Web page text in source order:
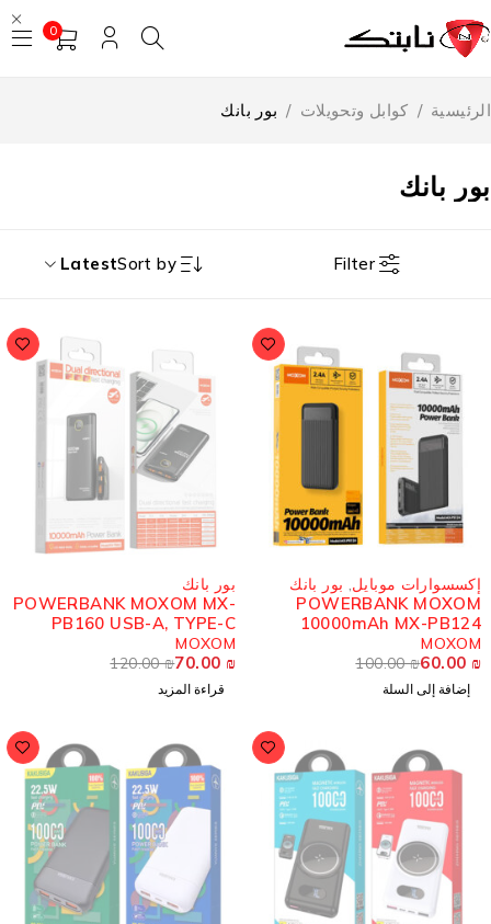
0
بانك
/ كوابل وتحويلات / بور بانك
Filter
Sort by
Latest
إكسسوارات موبايل,بور بانك
POWERBANK MOXOM
10000mAh MX-PB124
USB-A, TYPE-C
MOXOM
100.00₪60.00
إضافة إلى السلة
بور بانك
POWERBANK MOXOM MX-
PB160 USB-A, TYPE-C
MOXOM
120.00₪70.00
قراءة المزيد